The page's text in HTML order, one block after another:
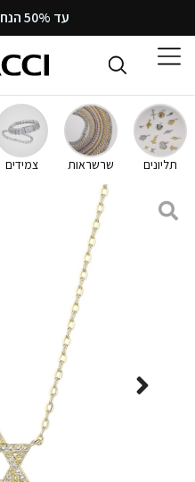
עד 50% הנחה על כל האתר
תליונים שרשראות צמידים